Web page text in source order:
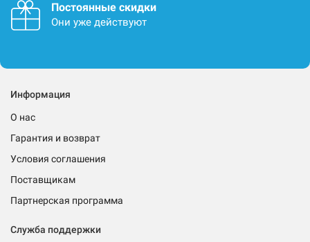
Постоянные скидки
Они уже действуют
Информация
О нас
Гарантия и возврат
Условия соглашения
Поставщикам
Партнерская программа
Служба поддержки